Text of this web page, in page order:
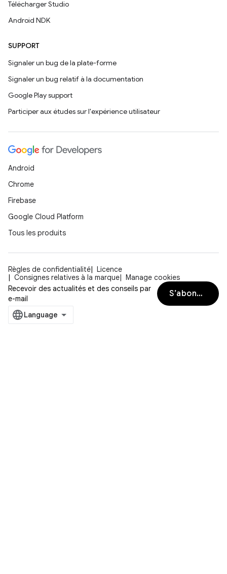
Télécharger Studio
Android NDK
SUPPORT
Signaler un bug de la plate-forme
Signaler un bug relatif à la documentation
Google Play support
Participer aux études sur l'expérience utilisateur
Android
Chrome
Firebase
Google Cloud Platform
Tous les produits
Règles de confidentialité
Licence
Consignes relatives à la marque
Manage cookies
Recevoir des actualités et des conseils par
e-mail
S’abonner